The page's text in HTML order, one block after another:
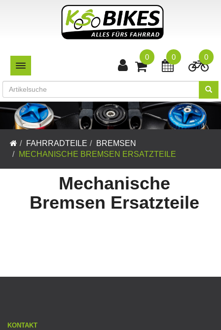
TOGGLE NAVIGATION
0
0
0
FAHRRADTEILE
BREMSEN
MECHANISCHE BREMSEN ERSATZTEILE
Mechanische
Bremsen Ersatzteile
KONTAKT